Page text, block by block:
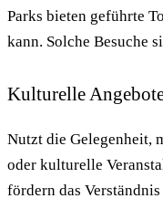
Parks bieten geführte
kann. Solche Besuche
Kulturelle
Nutzt die Gelegenheit,
oder kulturelle
fördern das